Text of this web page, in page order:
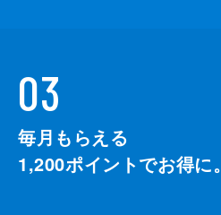
03
毎月もらえる
1,200ポイントでお得に。